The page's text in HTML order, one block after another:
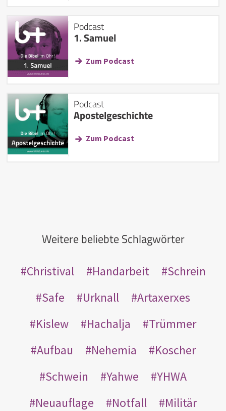
Podcast
1. Samuel
Zum Podcast
Podcast
Apostelgeschichte
Zum Podcast
Weitere beliebte Schlagwörter
Christival Handarbeit
Schrein
Safe
Urknall
Artaxerxes
Kislew
Hachalja
Trümmer
Aufbau
Nehemia
Koscher
Schwein
Yahwe
YHWA
Neuauflage
Notfall
Militär